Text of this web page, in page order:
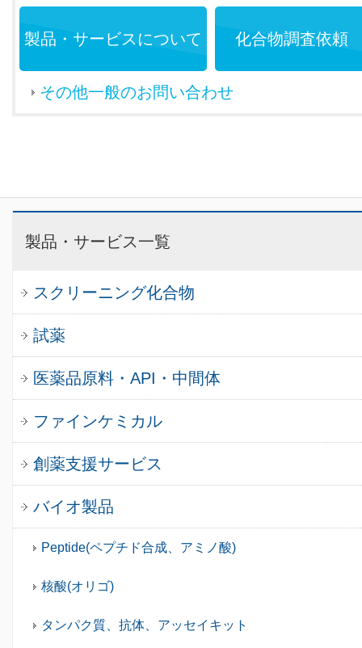
製品・サービスについて 化合物調査依頼
その他一般のお問い合わせ
製品・サービス一覧
スクリーニング化合物
試薬
医薬品原料・API・中間体
ファインケミカル
創薬支援サービス
バイオ製品
Peptide(ペプチド合成、アミノ酸)
核酸(オリゴ)
タンパク質、抗体、アッセイキット